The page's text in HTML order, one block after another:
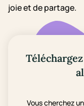
joie et de partage.
Vous cherchez